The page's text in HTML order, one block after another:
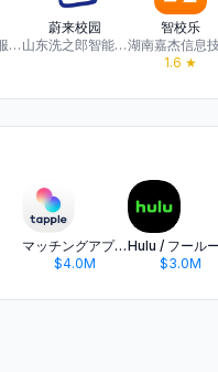
山东弘毅节能服务有限公司
蔚来校园
山东洗之郎智能科技有限公司
智校乐
1.6 ★
マッチングアプリ タップル
$4.0M
$3.0M